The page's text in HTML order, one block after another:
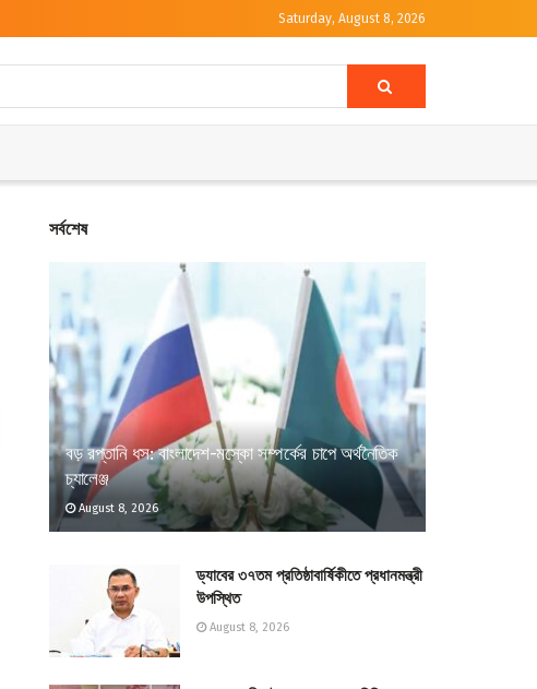
Saturday, August 8, 2026
সর্বশেষ
বড় রপ্তানি ধস: বাংলাদেশ-মস্কো সম্পর্কের চাপে অর্থনৈতিক
চ্যালেঞ্জ
August 8, 2026
ড্যাবের ৩৭তম প্রতিষ্ঠাবার্ষিকীতে প্রধানমন্ত্রী
উপস্থিত
August 8, 2026